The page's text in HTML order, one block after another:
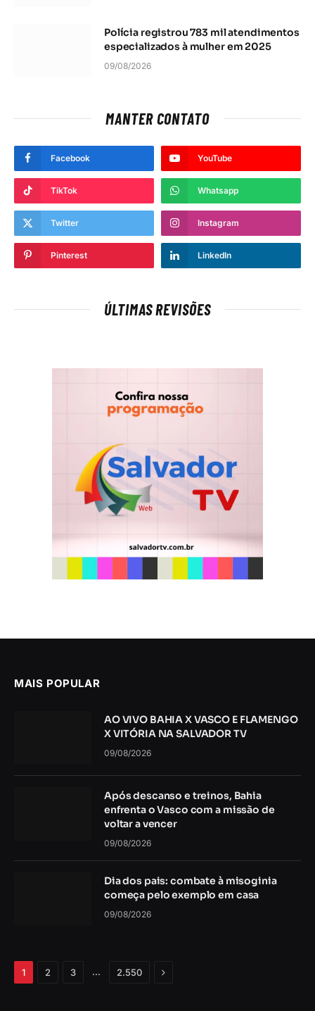
Polícia registrou 783 mil atendimentos
especializados à mulher em 2025
09/08/2026
MANTER CONTATO
Facebook YouTube
TikTok Whatsapp
Twitter Instagram
Pinterest LinkedIn
ÚLTIMAS REVISÕES
MAIS POPULAR
AO VIVO BAHIA X VASCO E FLAMENGO
X VITÓRIA NA SALVADOR TV
09/08/2026
Após descanso e treinos, Bahia
enfrenta o Vasco com a missão de
voltar a vencer
09/08/2026
Dia dos pais: combate à misoginia
começa pelo exemplo em casa
09/08/2026
1 2 3 … 2.550 Próximo